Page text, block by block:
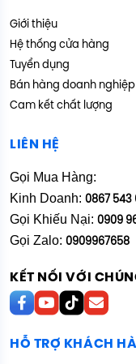
Giới thiệu
Hệ thống cửa hàng
Tuyển dụng
Bán hàng doanh nghiệp
Cam kết chất lượng
LIÊN HỆ
Gọi Mua Hàng:
Kinh Doanh: 0867 543
Gọi Khiếu Nại: 0909
Gọi Zalo: 0909967658
KẾT NỐI VỚI
HỖ TRỢ KHÁCH